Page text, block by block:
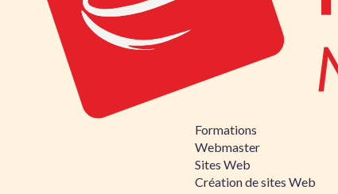
Formations
Webmaster
Sites Web
Création de sites Web